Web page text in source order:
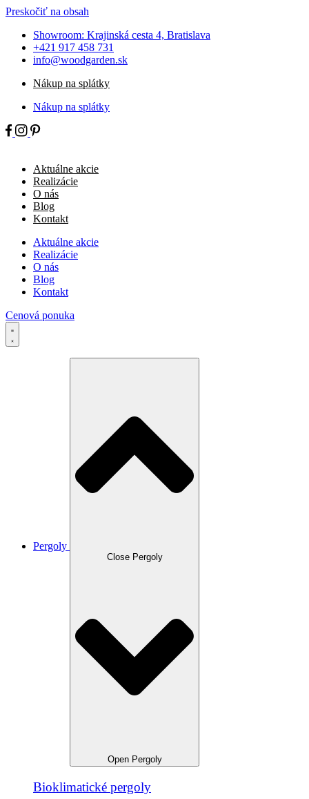
Preskočiť na obsah
Showroom: Krajinská cesta 4, Bratislava
+421 917 458 731
info@woodgarden.sk
Nákup na splátky
Nákup na splátky
Aktuálne akcie
Realizácie
O nás
Blog
Kontakt
Aktuálne akcie
Realizácie
O nás
Blog
Kontakt
Cenová ponuka
Pergoly
Close Pergoly
Open Pergoly
Bioklimatické pergoly